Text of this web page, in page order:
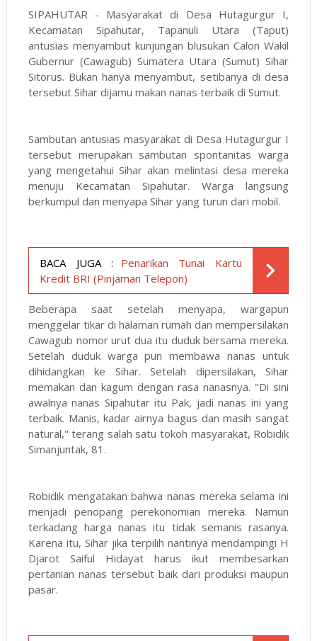
SIPAHUTAR - Masyarakat di Desa Hutagurgur I,
Kecamatan Sipahutar, Tapanuli Utara (Taput)
antusias menyambut kunjungan blusukan Calon Wakil
Gubernur (Cawagub) Sumatera Utara (Sumut) Sihar
Sitorus. Bukan hanya menyambut, setibanya di desa
tersebut Sihar dijamu makan nanas terbaik di Sumut.
Sambutan antusias masyarakat di Desa Hutagurgur I
tersebut merupakan sambutan spontanitas warga
yang mengetahui Sihar akan melintasi desa mereka
menuju Kecamatan Sipahutar. Warga langsung
berkumpul dan menyapa Sihar yang turun dari mobil.
BACA JUGA :
Penarikan Tunai Kartu
Kredit BRI (Pinjaman Telepon)
Beberapa saat setelah menyapa, wargapun
menggelar tikar di halaman rumah dan mempersilakan
Cawagub nomor urut dua itu duduk bersama mereka.
Setelah duduk warga pun membawa nanas untuk
dihidangkan ke Sihar. Setelah dipersilakan, Sihar
memakan dan kagum dengan rasa nanasnya. "Di sini
awalnya nanas Sipahutar itu Pak, jadi nanas ini yang
terbaik. Manis, kadar airnya bagus dan masih sangat
natural," terang salah satu tokoh masyarakat, Robidik
Simanjuntak, 81.
Robidik mengatakan bahwa nanas mereka selama ini
menjadi penopang perekonomian mereka. Namun
terkadang harga nanas itu tidak semanis rasanya.
Karena itu, Sihar jika terpilih nantinya mendampingi H
Djarot Saiful Hidayat harus ikut membesarkan
pertanian nanas tersebut baik dari produksi maupun
pasar.